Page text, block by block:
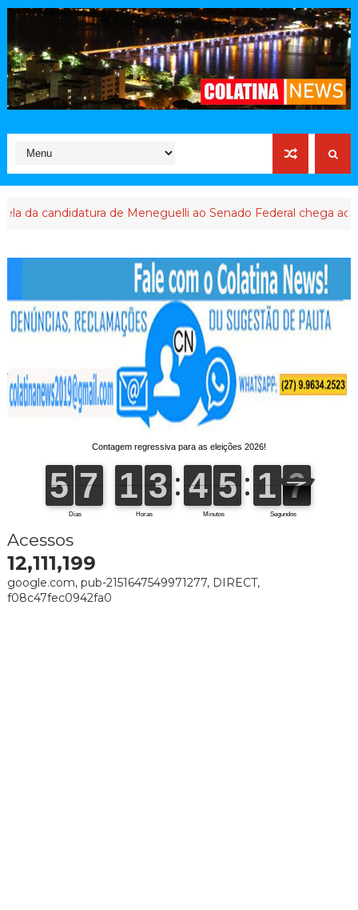
de Meneguelli ao Senado Federal chega ao final
Acessos
12,111,199
google.com, pub-2151647549971277, DIRECT,
f08c47fec0942fa0